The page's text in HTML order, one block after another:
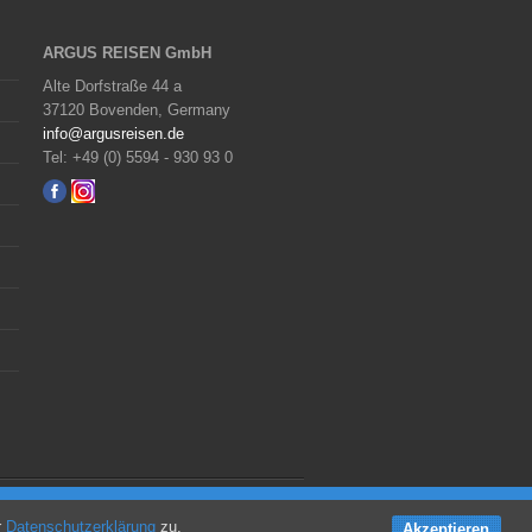
JETZT Angebot anfordern
ARGUS REISEN GmbH
Alte Dorfstraße 44 a
37120 Bovenden, Germany
info@argusreisen.de
Tel: +49 (0) 5594 - 930 93 0
Datenschutzerklärung zu.